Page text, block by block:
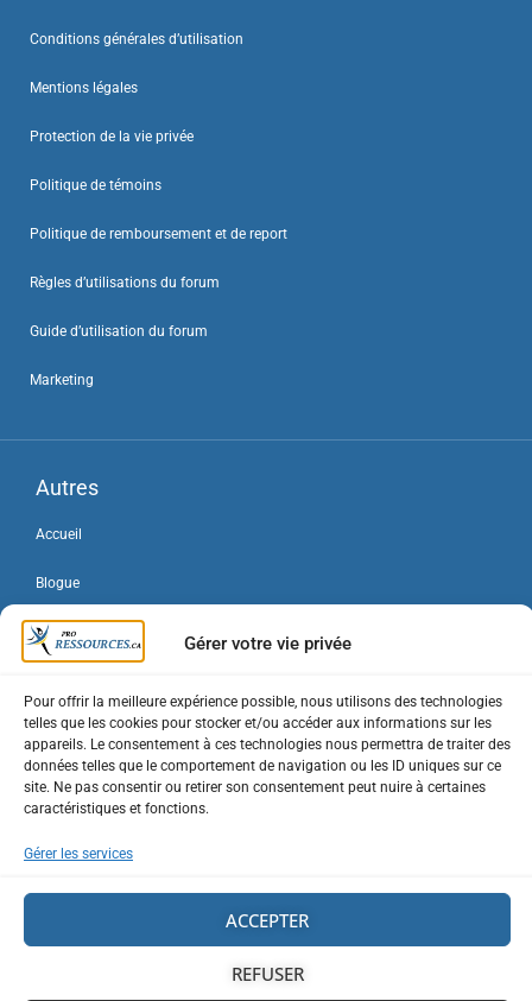
Gérer votre vie privée
Pour offrir la meilleure expérience possible, nous utilisons des technologies
telles que les cookies pour stocker et/ou accéder aux informations sur les
appareils. Le consentement à ces technologies nous permettra de traiter des
données telles que le comportement de navigation ou les ID uniques sur ce
site. Ne pas consentir ou retirer son consentement peut nuire à certaines
caractéristiques et fonctions.
Gérer les services
ACCEPTER
REFUSER
Conditions générales d’utilisation
Mentions légales
Protection de la vie privée
Politique de témoins
Politique de remboursement et de report
Règles d’utilisations du forum
Guide d’utilisation du forum
Marketing
Autres
Accueil
Blogue
Forum
Connexion / Inscription